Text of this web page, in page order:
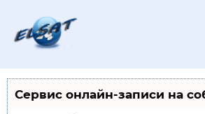
Сервис онлайн-записи на